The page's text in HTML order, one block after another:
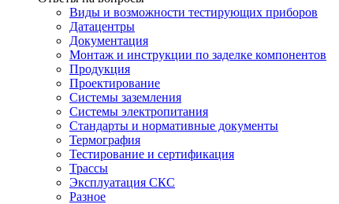
Виды и возможности тестирующих приборов
Датацентры
Документация
Монтаж и инструкции по заделке компонентов
Продукция
Проектирование
Системы заземления
Системы электропитания
Стандарты и нормативные документы
Термография
Тестирование и сертификация
Трассы
Эксплуатация СКС
Разное